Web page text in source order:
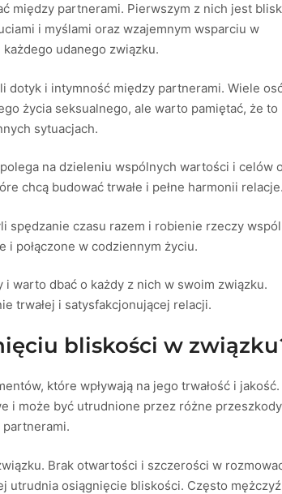
między partnerami. Pierwszym z nich jest
i myślami oraz wzajemnym wsparciu w
udanego związku.
dotyk i intymność między partnerami. Wiele
życia seksualnego, ale warto pamiętać, że to
sytuacjach.
na dzieleniu wspólnych wartości i celów
chcą budować trwałe i pełne harmonii relacje.
spędzanie czasu razem i robienie rzeczy
i połączone w codziennym życiu.
warto dbać o każdy z nich w swoim związku.
trwałej i satysfakcjonującej relacji.
bliskości w
które wpływają na jego trwałość i jakość.
i może być utrudnione przez różne
Brak otwartości i szczerości w
utrudnia osiągnięcie bliskości. Często